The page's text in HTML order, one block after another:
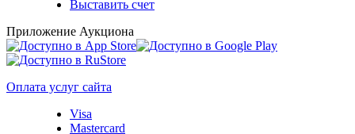
Выставить счет
Приложение Аукциона
Оплата услуг сайта
Visa
Mastercard